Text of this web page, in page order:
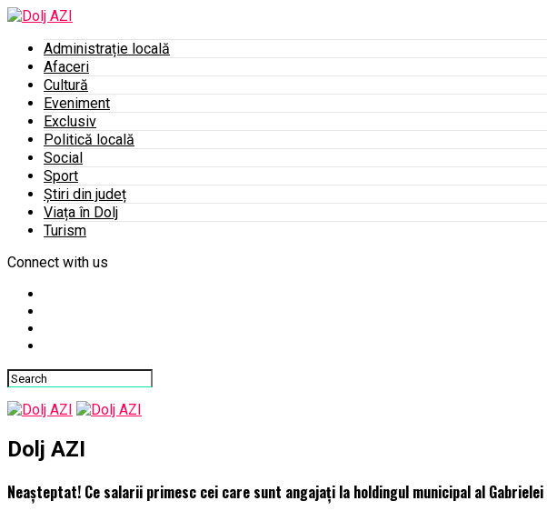
Administrație locală
Afaceri
Cultură
Eveniment
Exclusiv
Politică locală
Social
Sport
Știri din județ
Viața în Dolj
Turism
Connect with us
Dolj AZI
Neașteptat! Ce salarii primesc cei care sunt angajați la holdingul municipal al Gabrielei